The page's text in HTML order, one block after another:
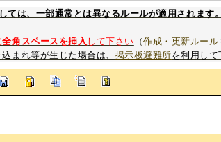
ては、一部通常とは異なるルールが適用されます
角スペースを挿入 して下さい （作成・更新ルール
まれ等が生じた場合は、 掲示板避難所を利用して